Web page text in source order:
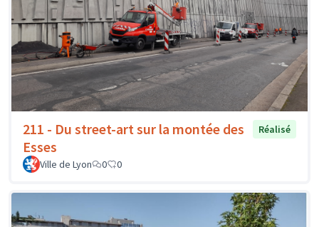
211 - Du street-art sur la montée des
Esses
Réalisé
Ville de Lyon 0 0